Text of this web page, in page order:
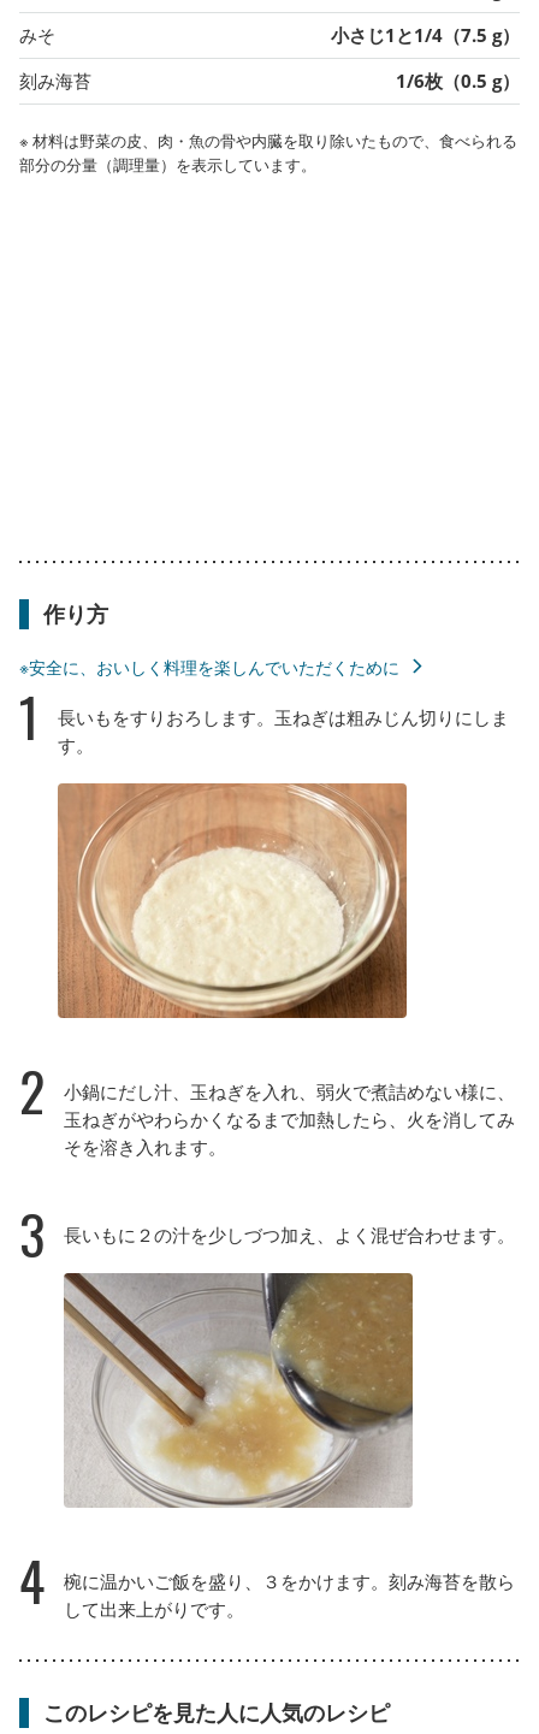
みそ
小さじ1と1/4（7.5 g）
刻み海苔
1/6枚（0.5 g）
※ 材料は野菜の皮、肉・魚の骨や内臓を取り除いたもので、食べられる
部分の分量（調理量）を表示しています。
作り方
※安全に、おいしく料理を楽しんでいただくために
1
長いもをすりおろします。玉ねぎは粗みじん切りにしま
す。
2
小鍋にだし汁、玉ねぎを入れ、弱火で煮詰めない様に、
玉ねぎがやわらかくなるまで加熱したら、火を消してみ
そを溶き入れます。
3 長いもに２の汁を少しづつ加え、よく混ぜ合わせます。
4
椀に温かいご飯を盛り、３をかけます。刻み海苔を散ら
して出来上がりです。
このレシピを見た人に人気のレシピ